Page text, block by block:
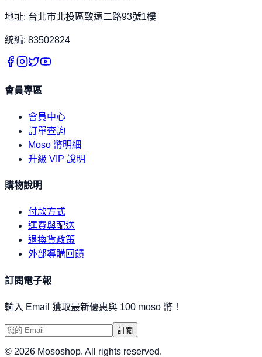
地址: 台北市北投區致遠二路93號1樓
統編: 83502824
會員專區
會員中心
訂單查詢
Moso 幣明細
升級 VIP 說明
購物說明
付款方式
運費與配送
退換貨政策
外部導購回饋
訂閱電子報
輸入 Email 獲取最新優惠與 100 moso 幣！
訂閱
© 2026 Mososhop. All rights reserved.